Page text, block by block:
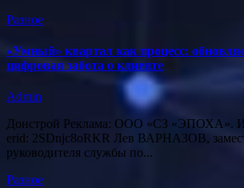
Разное
«Умный» квартал как процесс:
цифровая забота о клиенте
Admin
Донстрой Реклама: ООО «СЗ «ЭПОХА». ИНН 9729332579
erid: 2SDnjc8oRKR Лев ВАРНАЗОВ,
руководителя службы по...
Разное